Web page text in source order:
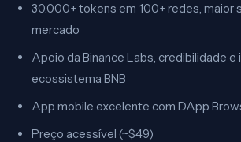
30.000+ tokens em 100+ redes, maior
mercado
Apoio da Binance Labs, credibilidade
ecossistema BNB
App mobile excelente com DApp
Preço acessível (~$49)